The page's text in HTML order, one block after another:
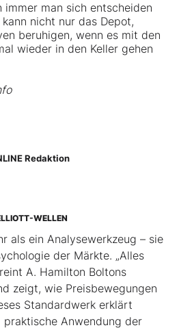
immer man sich entscheiden
nicht nur das Depot,
beruhigen, wenn es mit den
wieder in den Keller gehen
Redaktion
WELLEN
als ein Analysewerkzeug – sie
der Märkte. „Alles
A. Hamilton Boltons
zeigt, wie Preisbewegungen
Standardwerk erklärt
praktische Anwendung der